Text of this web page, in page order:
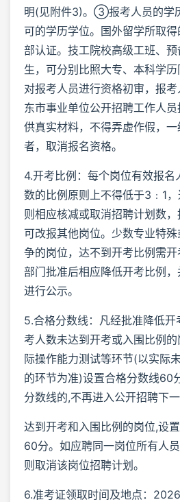
明(见附件3)。③报考人员的学
可的学历学位。国外留学所取
部认证。技工院校高级工班、
生，可分别比照大专、本科学
对报考人员进行资格初审，报
东市事业单位公开招聘工作人
供真实材料，不得弄虚作假，
者，取消报名资格。
4.开考比例：每个岗位有效报名
数的比例原则上不得低于3﹕1，
则相应核减或取消招聘计划数
可改报其他岗位。少数专业特
争的岗位，达不到开考比例需
部门批准后相应降低开考比例
进行公示。
5.合格分数线：凡经批准降低
考人数未达到开考或入围比例
际操作能力测试等环节(以实际
的环节为准)设置合格分数线60
分数线的,不再进入公开招聘下一
达到开考和入围比例的岗位,设
60分。如应聘同一岗位所有人
则取消该岗位招聘计划。
6.准考证领取时间及地点：